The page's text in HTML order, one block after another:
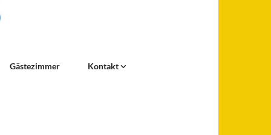
Gästezimmer Kontakt